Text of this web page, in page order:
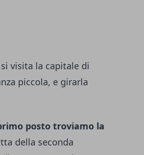
visita la capitale di
piccola, e girarla
posto troviamo la
della seconda